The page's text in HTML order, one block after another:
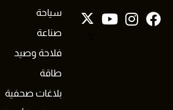
سياحة
صناعة
فلاحة وصيد
طاقة
بلاغات صحفية